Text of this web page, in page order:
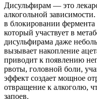
Дисульфирам — это
алкогольной
в блокировании фермента
который участвует в
дисульфирама даже
вызывает накопление
приводит к появлению
рвоты, головной боли,
эффект создает мощное
отвращение к алкоголю,
запоев.